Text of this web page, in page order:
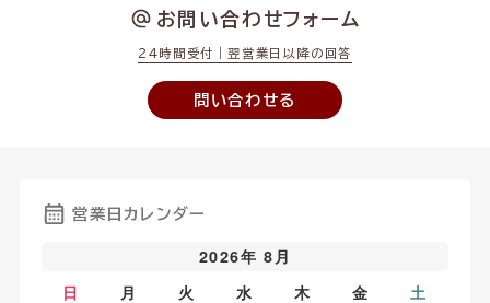
お問い合わせフォーム
24時間受付｜翌営業日以降の回答
問い合わせる
営業日カレンダー
2026年 8月
日
月 火 水 木 金 土